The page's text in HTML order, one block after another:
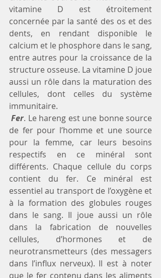
vitamine D est étroitement
concernée par la santé des os et des
dents, en rendant disponible le
calcium et le phosphore dans le sang,
entre autres pour la croissance de la
structure osseuse. La vitamine D joue
aussi un rôle dans la maturation des
cellules, dont celles du système
immunitaire.
Fer. Le hareng est une bonne source
de fer pour l’homme et une source
pour la femme, car leurs besoins
respectifs en ce minéral sont
différents. Chaque cellule du corps
contient du fer. Ce minéral est
essentiel au transport de l’oxygène et
à la formation des globules rouges
dans le sang. Il joue aussi un rôle
dans la fabrication de nouvelles
cellules, d’hormones et de
neurotransmetteurs (des messagers
dans l’influx nerveux). Il est à noter
que le fer contenu dans les aliments